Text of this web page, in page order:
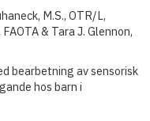
M.S., OTR/L,
& Tara J. Glennon,
bearbetning av sensorisk
hos barn i